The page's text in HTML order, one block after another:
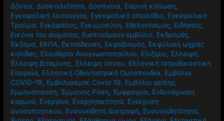
Δόντια, Δυσκοιλιότητα, Δύσπνοια, Εαρινή κόπωση,
Εγκεφαλική λειτουργία, Εγκεφαλικό επεισόδιο, Εγκεφαλικό
Τραύμα, Εγκέφαλος, Εγκυμοσύνη, Εθελοντισμός, Ειδήσεις,
Εικόνα του σώματος, Εισπνεόμενο εμβόλιο, Εκδρομές,
Έκζεμα, ΕΚΠΑ, Εκπαίδευση, Εκφοβισμός, Εκφύλιση ωχράς
κηλίδας, Ελευθερία Αναγνωστοπούλου, Ελιξίριο,Έλλειψη,
Έλλειψη βιταμίνης,Έλλειψη ύπνου, Ελληνική Ιατροδικαστική
Εταιρεία, Ελληνική Οδοντιατρική Ομοσπονδία, Εμβόλια
COVID-19, Εμβολιασμός Covid-19, Εμβόλιο γρίπης,
Εμμηνόπαυση,Έμμηνος Ρύση,Έμφραγμα, Ενδυνάμωση
κορμού, Ενέργεια, Ενεργητικότητα, Ενίσχυση
ανοσοποητικού, Ενσυνείδητη Διατροφή, Ενσυνειδητότητα,